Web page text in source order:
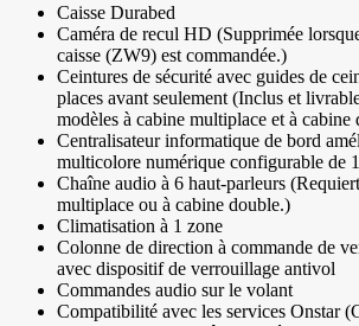
Caisse Durabed
Caméra de recul HD (Supprimée
caisse (ZW9) est commandée.)
Ceintures de sécurité avec guides de
places avant seulement (Inclus et
modèles à cabine multiplace et à cabine
Centralisateur informatique de bord
multicolore numérique configurable de
Chaîne audio à 6 haut-parleurs
multiplace ou à cabine double.)
Climatisation à 1 zone
Colonne de direction à commande de
avec dispositif de verrouillage antivol
Commandes audio sur le volant
Compatibilité avec les services Onstar